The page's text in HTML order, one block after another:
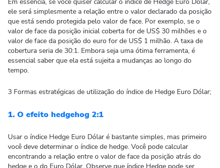
ele será simplesmente a relação entre o valor declarado da posição
que está sendo protegida pelo valor de face. Por exemplo, se o
valor de face da posição inicial coberta for de US$ 30 milhões e o
valor de face da posição do euro for de US$ 1 milhão. A taxa de
cobertura seria de 30:1. Embora seja uma ótima ferramenta, é
essencial saber que ela está sujeita a mudanças ao longo do
tempo.
3 Formas estratégicas de utilização do índice de Hedge Euro Dólar;
1. O efeito hedgehog 2:1
Usar o índice Hedge Euro Dólar é bastante simples, mas primeiro
você deve determinar o índice de hedge. Você pode calcular
encontrando a relação entre o valor de face da posição atrás do